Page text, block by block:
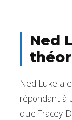
Ned
Ned Luke a
répondant à
que Tracey